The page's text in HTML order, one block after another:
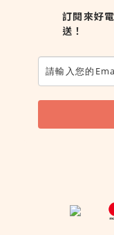
訂閱來好
送！